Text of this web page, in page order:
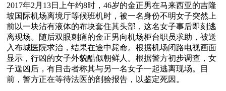
2017年2月13日上午约8时，46岁的金正男在马来西亚的吉隆
坡国际机场离境厅等候班机时，被一名身份不明女子突然上
前以一块沾有液体的布块套住其头部，这名女子事后即刻逃
离现场。随后双眼刺痛的金正男向机场柜台职员求助，被送
入布城医院求治，结果在途中毙命。根据机场闭路电视画面
显示，行凶的女子外貌酷似朝鲜人。根据警方初步调查，女
子逞凶后，有目击者称其与另一名女子一起逃离现场。目
前，警方正在等待法医的剖验报告，以鉴定死因。